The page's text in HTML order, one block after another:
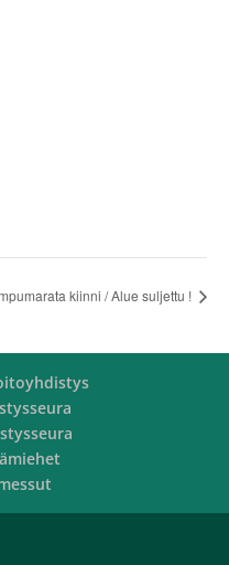
kiinni / Alue suljettu !